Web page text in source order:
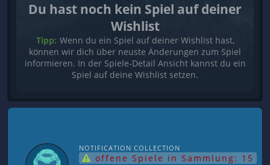
Du hast noch kein Spiel auf deiner
Wishlist
Tipp: Wenn du ein Spiel auf deiner Wishlist hast,
können wir dich über neuste Änderungen zum Spiel
informieren. In der Spiele-Detail Ansicht kannst du ein
Spiel auf deine Wishlist setzen.
NOTIFICATION COLLECTION
offene Spiele in Sammlung: 15